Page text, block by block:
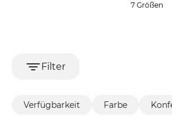
7 Größen
Filter
Verfügbarkeit Farbe